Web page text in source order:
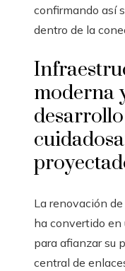
confirmando así
dentro de la
moderna
desarrollo
La renovación
ha convertido
para afianzar su
central de